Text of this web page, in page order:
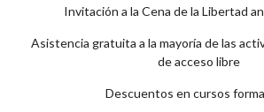
Invitación a la Cena de la Libertad
Asistencia gratuita a la mayoría de las
de acceso libre
Descuentos en cursos